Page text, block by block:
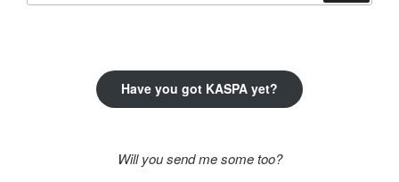
Have you got KASPA yet?
Will you send me some too?